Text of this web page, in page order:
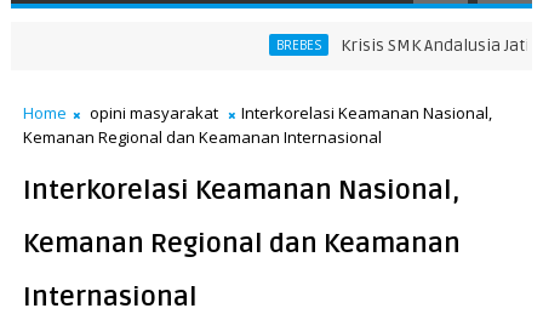
BREBES Krisis SMK Andalusia
Home opini masyarakat
Interkorelasi Keamanan Nasional,
Kemanan Regional dan Keamanan Internasional
Interkorelasi Keamanan Nasional,
Kemanan Regional dan Keamanan
Internasional